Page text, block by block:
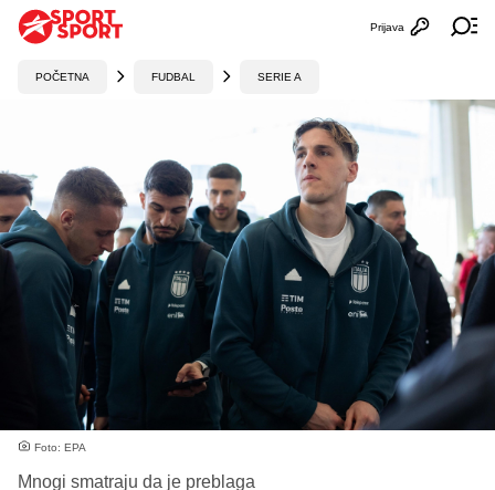
Otvori
Prijava
POČETNA FUDBAL SERIE A
Foto: EPA
Mnogi smatraju da je preblaga